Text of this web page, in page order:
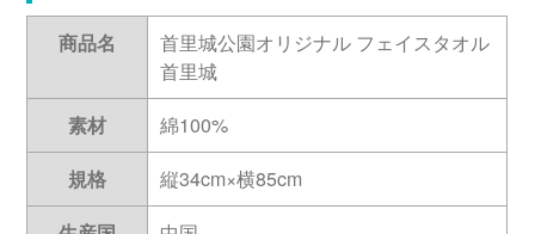
商品名
首里城公園オリジナル フェイスタオル
首里城
素材
綿100%
規格
縦34cm×横85cm